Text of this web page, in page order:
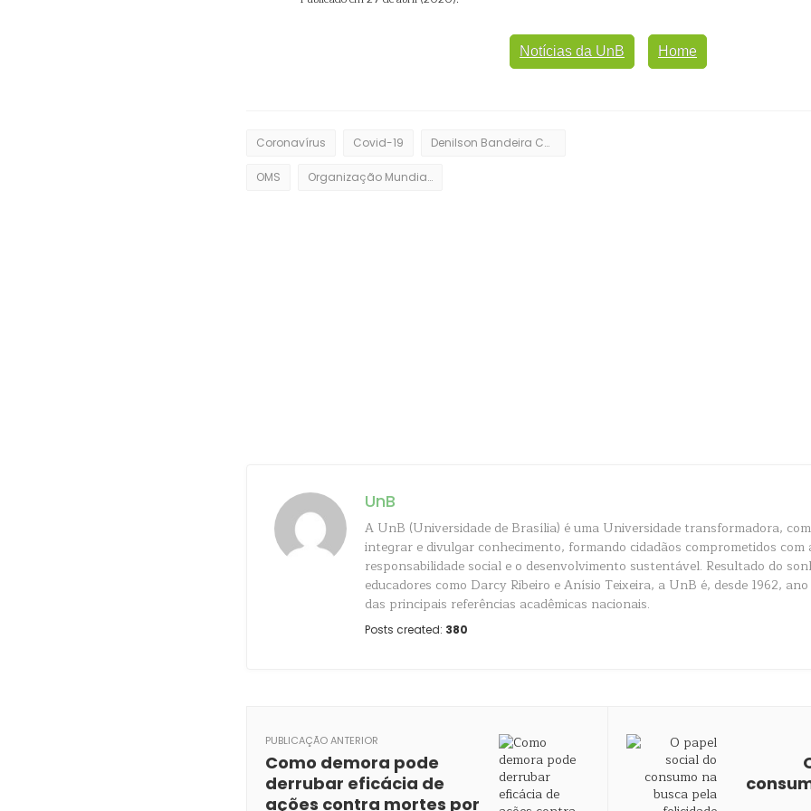
Notícias da UnB Home
Coronavírus Covid-19 Denilson Bandeira Coêlho
OMS Organização Mundial da Saúde
UnB
A UnB (Universidade de Brasília) é uma Universidade transformadora,
integrar e divulgar conhecimento, formando cidadãos comprometidos com
responsabilidade social e o desenvolvimento sustentável. Resultado do
educadores como Darcy Ribeiro e Anísio Teixeira, a UnB é, desde 1962,
das principais referências acadêmicas nacionais.
Posts created: 380
PUBLICAÇÃO ANTERIOR
Como demora pode
derrubar eficácia de
ações contra mortes por